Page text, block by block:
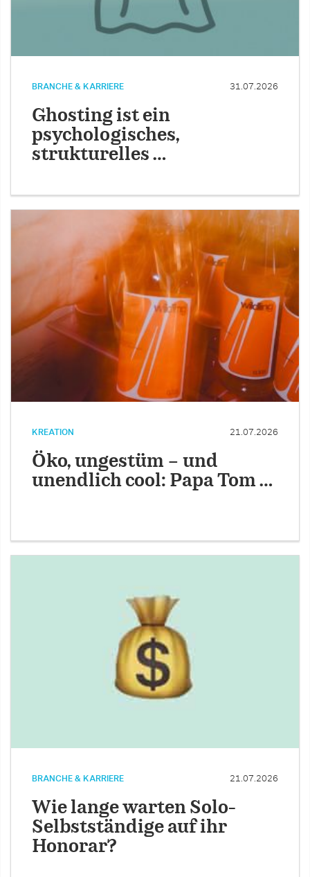
BRANCHE & KARRIERE 31.07.2026
Ghosting ist ein
psychologisches,
strukturelles …
KREATION 21.07.2026
Öko, ungestüm – und
unendlich cool: Papa Tom …
BRANCHE & KARRIERE 21.07.2026
Wie lange warten Solo-
Selbstständige auf ihr
Honorar?